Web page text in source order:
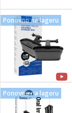
/ Zdravlje
za kosu
brijanje
Ponovno na lageru
Ponovno na lageru